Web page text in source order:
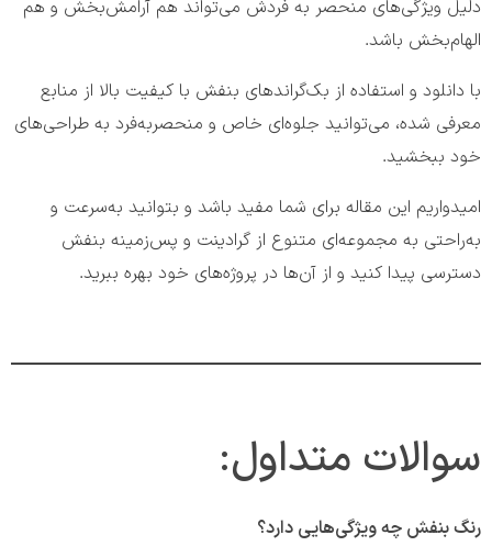
دلیل ویژگی‌های منحصر به فردش می‌تواند هم آرامش‌بخش و هم
الهام‌بخش باشد.
با دانلود و استفاده از بک‌گراندهای بنفش با کیفیت بالا از منابع
معرفی شده، می‌توانید جلوه‌ای خاص و منحصربه‌فرد به طراحی‌های
خود ببخشید.
امیدواریم این مقاله برای شما مفید باشد و بتوانید به‌سرعت و
به‌راحتی به مجموعه‌ای متنوع از گرادینت و پس‌زمینه بنفش
دسترسی پیدا کنید و از آن‌ها در پروژه‌های خود بهره ببرید.
سوالات متداول:
رنگ بنفش چه ویژگی‌هایی دارد؟